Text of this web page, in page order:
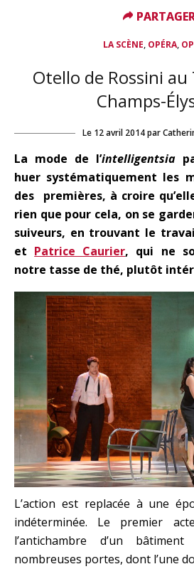
LA SCÈNE, OPÉRA,
Otello de Rossini
Champs-
Le 12 avril 2014 par
La mode de l’intelligentsia
huer systématiquement les
des premières, à croire
rien que pour cela, on se
suiveurs, en trouvant le
et Patrice Caurier, qui ne
notre tasse de thé, plutôt
L’action est replacée à une
indéterminée. Le premier
l’antichambre d’un
nombreuses portes, dont l’une